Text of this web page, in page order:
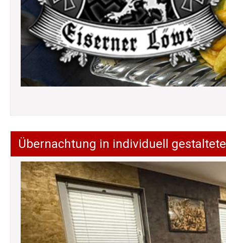
Übernachtung in individuell